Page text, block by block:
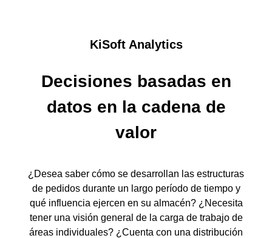
KiSoft Analytics
Decisiones basadas en
datos en la cadena de
valor
¿Desea saber cómo se desarrollan las estructuras
de pedidos durante un largo período de tiempo y
qué influencia ejercen en su almacén? ¿Necesita
tener una visión general de la carga de trabajo de
áreas individuales? ¿Cuenta con una distribución